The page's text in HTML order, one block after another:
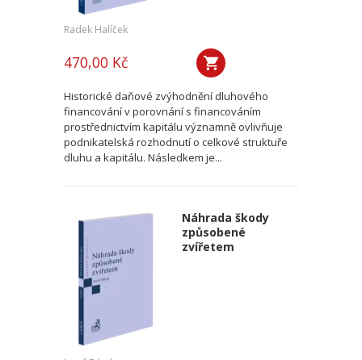
Radek Halíček
470,00 Kč
Historické daňové zvýhodnění dluhového
financování v porovnání s financováním
prostřednictvím kapitálu významně ovlivňuje
podnikatelská rozhodnutí o celkové struktuře
dluhu a kapitálu. Následkem je...
Náhrada škody
způsobené
zvířetem